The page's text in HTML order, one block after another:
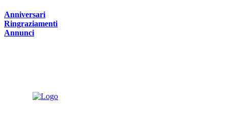
Anniversari
Ringraziamenti
Annunci